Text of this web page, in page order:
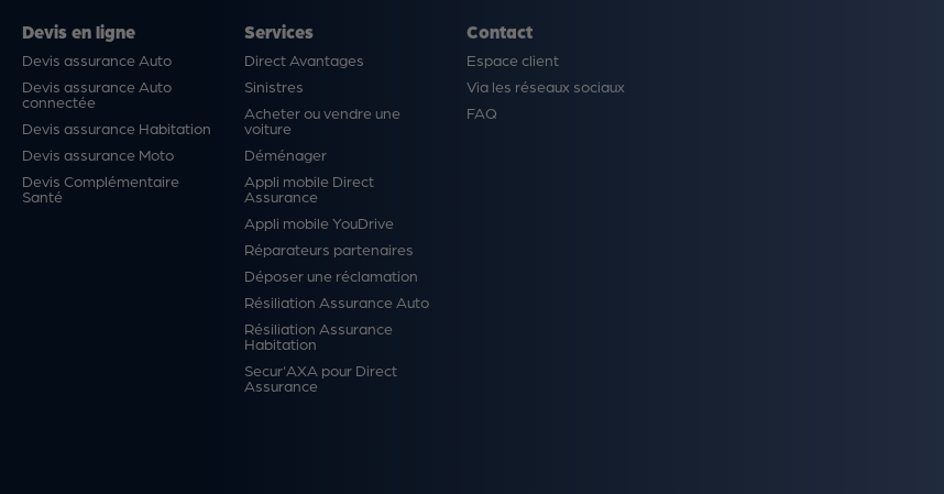
Devis en ligne
Devis assurance Auto
Devis assurance Auto
connectée
Devis assurance Habitation
Devis assurance Moto
Devis Complémentaire
Santé
Services
Direct Avantages
Sinistres
Acheter ou vendre une
voiture
Déménager
Appli mobile Direct
Assurance
Appli mobile YouDrive
Réparateurs partenaires
Déposer une réclamation
Résiliation Assurance Auto
Résiliation Assurance
Habitation
Secur'AXA pour Direct
Assurance
Contact
Espace client
Via les réseaux sociaux
FAQ